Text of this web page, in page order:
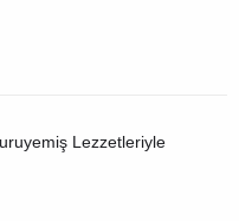
Lezzetleriyle